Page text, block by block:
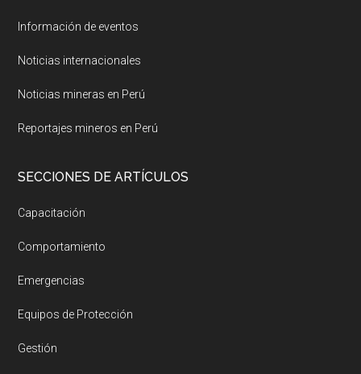
Información de eventos
Noticias internacionales
Noticias mineras en Perú
Reportajes mineros en Perú
SECCIONES DE ARTÍCULOS
Capacitación
Comportamiento
Emergencias
Equipos de Protección
Gestión